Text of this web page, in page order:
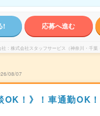
! 応募へ進む
株式会社スタッフサービス（神奈川・千葉
08/07
OK！》！車通勤OK